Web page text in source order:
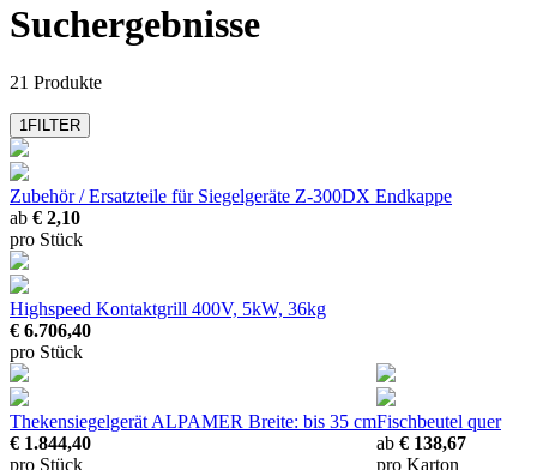
MESSERLE
Papiers-Paviot
Kraft/PE
Suchergebnisse
21 Produkte
1FILTER
Zubehör / Ersatzteile für Siegelgeräte Z-300DX Endkappe
ab € 2,10
pro Stück
Highspeed Kontaktgrill 400V, 5kW, 36kg
€ 6.706,40
pro Stück
Thekensiegelgerät ALPAMER Breite: bis 35 cm
€ 1.844,40
pro Stück
Fischbeutel quer
ab € 138,67
pro Karton